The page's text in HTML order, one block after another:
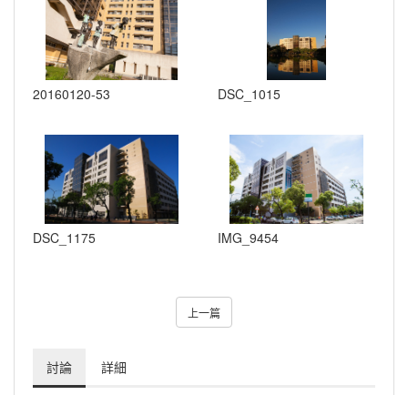
20160120-53 DSC_1015
DSC_1175 IMG_9454
上一篇
討論 詳細